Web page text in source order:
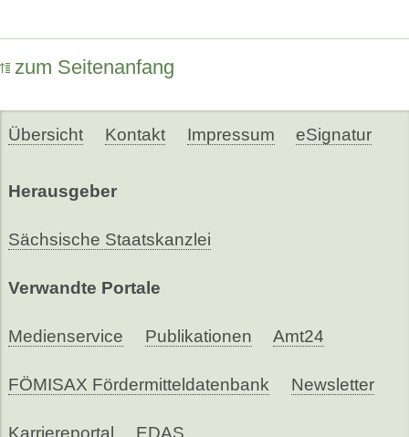
zum Seitenanfang
Übersicht Kontakt Impressum eSignatur
Herausgeber
Sächsische Staatskanzlei
Verwandte Portale
Medienservice Publikationen Amt24
FÖMISAX Fördermitteldatenbank Newsletter
Karriereportal EDAS